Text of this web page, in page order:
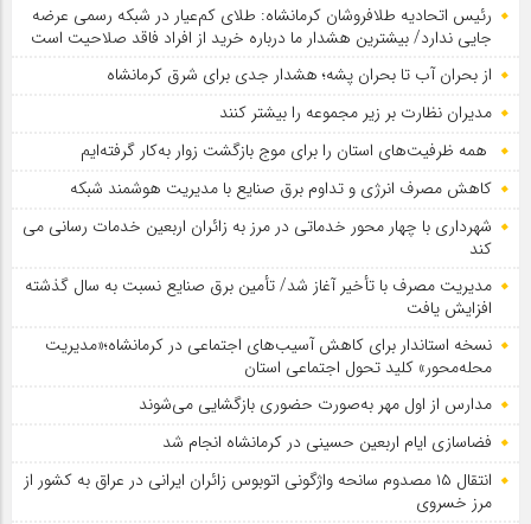
رئیس اتحادیه طلافروشان کرمانشاه: طلای کم‌عیار در شبکه رسمی عرضه
جایی ندارد/ بیشترین هشدار ما درباره خرید از افراد فاقد صلاحیت است
از بحران آب تا بحران پشه؛ هشدار جدی برای شرق کرمانشاه
مدیران نظارت بر زیر مجموعه را بیشتر کنند
همه ظرفیت‌های استان را برای موج بازگشت زوار به‌کار گرفته‌ایم
کاهش مصرف انرژی و تداوم برق صنایع با مدیریت هوشمند شبکه
شهرداری با چهار محور خدماتی در مرز به زائران اربعین خدمات رسانی می
کند
مدیریت مصرف با تأخیر آغاز شد/ تأمین برق صنایع نسبت به سال گذشته
افزایش یافت
نسخه استاندار برای کاهش آسیب‌های اجتماعی در کرمانشاه؛«مدیریت
محله‌محور» کلید تحول اجتماعی استان
مدارس از اول مهر به‌صورت حضوری بازگشایی می‌شوند
فضاسازی ایام اربعین حسینی در کرمانشاه انجام شد
انتقال ۱۵ مصدوم سانحه واژگونی اتوبوس زائران ایرانی در عراق به کشور از
مرز خسروی